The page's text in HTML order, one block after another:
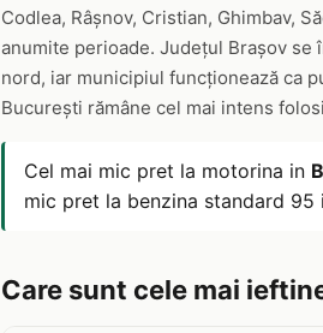
Codlea, Râșnov, Cristian, Ghimbav,
anumite perioade. Județul Brașov se
nord, iar municipiul funcționează ca
București rămâne cel mai intens
Cel mai mic pret la motorina in
mic pret la benzina standard 95
Care sunt cele mai